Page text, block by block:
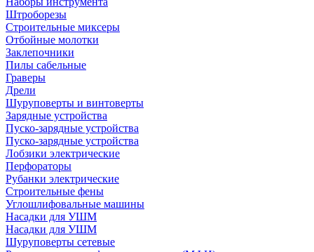
Штроборезы
Строительные миксеры
Отбойные молотки
Заклепочники
Пилы сабельные
Граверы
Дрели
Шуруповерты и винтоверты
Зарядные устройства
Пуско-зарядные устройства
Пуско-зарядные устройства
Лобзики электрические
Перфораторы
Рубанки электрические
Строительные фены
Углошлифовальные машины
Насадки для УШМ
Насадки для УШМ
Шуруповерты сетевые